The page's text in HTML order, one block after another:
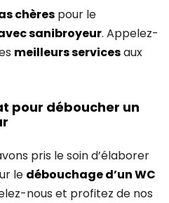
chères pour le
sanibroyeur. Appelez-
meilleurs servicesaux
pour déboucher un
pris le soin d’élaborer
le débouchage d’un WC
nous et profitez de nos